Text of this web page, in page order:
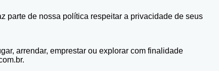
parte de nossa política respeitar a privacidade de seus
arrendar, emprestar ou explorar com finalidade